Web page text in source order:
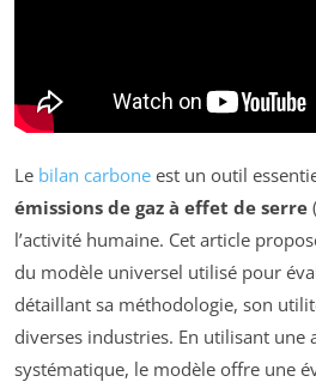
Le bilan carbone est un outil
émissions de gaz à effet de serre
l’activité humaine. Cet article
du modèle universel utilisé pour
détaillant sa méthodologie, son
diverses industries. En utilisant une
systématique, le modèle offre une